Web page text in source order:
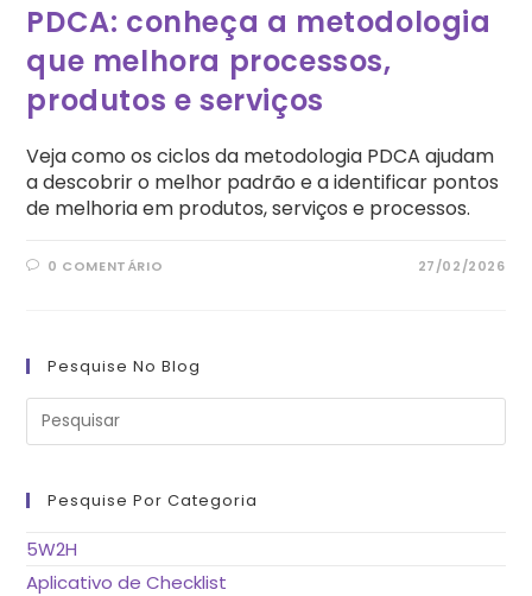
PDCA: conheça a metodologia
que melhora processos,
produtos e serviços
Veja como os ciclos da metodologia PDCA ajudam
a descobrir o melhor padrão e a identificar pontos
de melhoria em produtos, serviços e processos.
0 COMENTÁRIO 27/02/2026
Pesquise No Blog
Pesquise Por Categoria
5W2H
Aplicativo de Checklist